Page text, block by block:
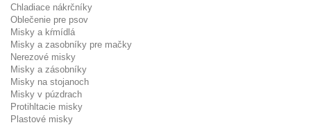
Chladiace nákrčníky
Oblečenie pre psov
Misky a kŕmídlá
Misky a zasobníky pre mačky
Nerezové misky
Misky a zásobníky
Misky na stojanoch
Misky v púzdrach
Protihltacie misky
Plastové misky